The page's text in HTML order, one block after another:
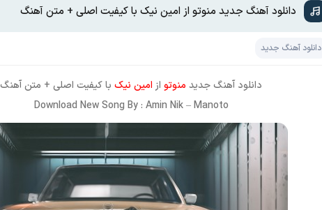
دانلود آهنگ جدید منوتو از امین نیک با کیفیت اصلی + متن آهنگ
دانلود آهنگ جدید
دانلود آهنگ جدید منوتو از امین نیک با کیفیت اصلی + متن آهنگ
Download New Song By : Amin Nik – Manoto